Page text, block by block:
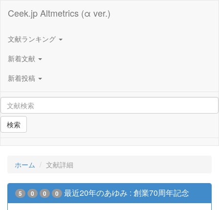
Ceek.jp Altmetrics (α ver.)
文献ランキング
新着文献
新着投稿
検索
ホーム 文献詳細
5 0 0 0 最近20年のあゆみ : 創業70周年記念